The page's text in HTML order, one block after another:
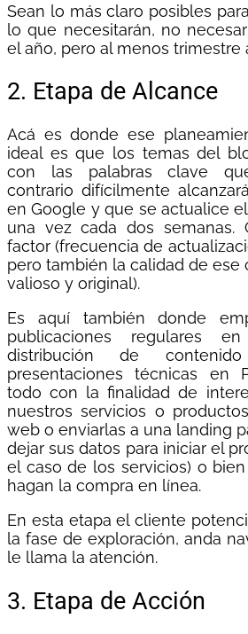
Sean lo más claro posibles
lo que necesitarán, no
el año, pero al menos trimestre
2. Etapa de Alcance
Acá es donde ese
ideal es que los temas del
con las palabras clave
contrario difícilmente
en Google y que se actualice
una vez cada dos semanas.
factor (frecuencia de
pero también la calidad de ese
valioso y original).
Es aquí también donde
publicaciones regulares
distribución de
presentaciones técnicas en
todo con la finalidad de
nuestros servicios o
web o enviarlas a una landing
dejar sus datos para iniciar el
el caso de los servicios) o
hagan la compra en línea.
En esta etapa el cliente
la fase de exploración, anda
le llama la atención.
3. Etapa de Acción